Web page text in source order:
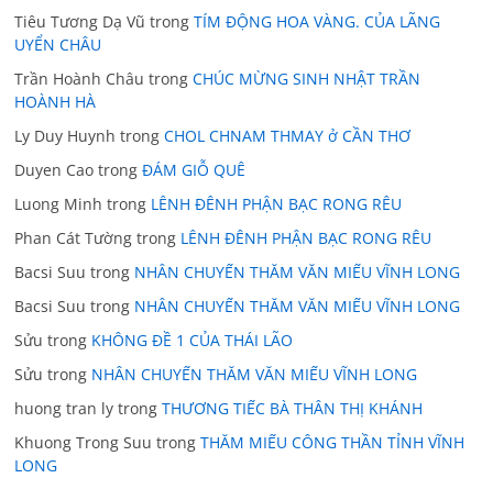
Tiêu Tương Dạ Vũ trongTÍM ĐỘNG HOA VÀNG. CỦA LÃNG
UYỂN CHÂU
Trần Hoành Châu trongCHÚC MỪNG SINH NHẬT TRẦN
HOÀNH HÀ
Ly Duy Huynh trongCHOL CHNAM THMAY ở CẦN THƠ
Duyen Cao trongĐÁM GIỖ QUÊ
Luong Minh trong LÊNH ĐÊNH PHẬN BẠC RONG RÊU
Phan Cát Tường trong LÊNH ĐÊNH PHẬN BẠC RONG RÊU
Bacsi Suu trong NHÂN CHUYẾN THĂM VĂN MIẾU VĨNH LONG
Bacsi Suu trong NHÂN CHUYẾN THĂM VĂN MIẾU VĨNH LONG
Sửu trong KHÔNG ĐỀ 1 CỦA THÁI LÃO
Sửu trong NHÂN CHUYẾN THĂM VĂN MIẾU VĨNH LONG
huong tran ly trongTHƯƠNG TIẾC BÀ THÂN THỊ KHÁNH
Khuong Trong Suu trongTHĂM MIẾU CÔNG THẦN TỈNH VĨNH
LONG